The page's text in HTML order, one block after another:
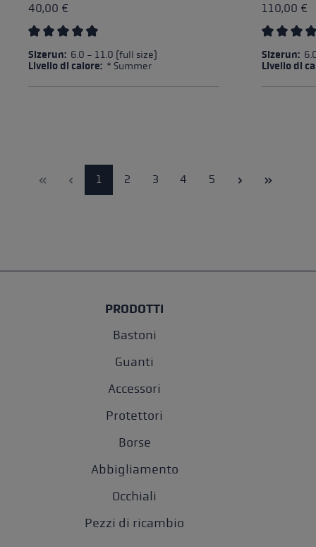
40,00 €
Valutazione media di 4.8 su 5 stelle
Sizerun: 6.0 - 11.0 (full size)
Livello di calore: * Summer
110,00 €
Sizerun:
Livello di
Pagina
1 Pagina
2 Pagina
3 Pagina
4 Pagina
5
PRODOTTI
Bastoni
Guanti
Accessori
Protettori
Borse
Abbigliamento
Occhiali
Pezzi di ricambio